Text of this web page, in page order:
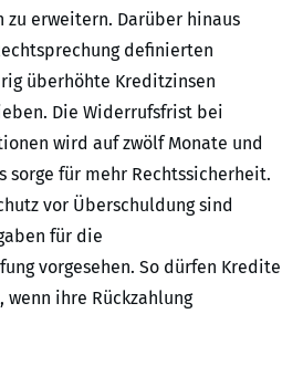
erweitern. Darüber hinaus
definierten
überhöhte Kreditzinsen
Die Widerrufsfrist bei
wird auf zwölf Monate und
sorge für mehr Rechtssicherheit.
vor Überschuldung sind
für die
vorgesehen. So dürfen Kredite
wenn ihre Rückzahlung